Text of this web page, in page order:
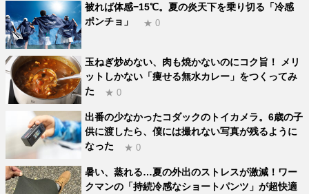
被れば体感−15℃。夏の炎天下を乗り切る「冷感
ポンチョ」
★ 0
玉ねぎ炒めない、肉も焼かないのにコク旨！ メリ
ットしかない「痩せる無水カレー」をつくってみ
た
★ 0
出番の少なかったコダックのトイカメラ。6歳の子
供に渡したら、僕には撮れない写真が残るように
なった
★ 0
暑い、蒸れる…夏の外出のストレスが激減！ワー
クマンの「持続冷感なショートパンツ」が超快適